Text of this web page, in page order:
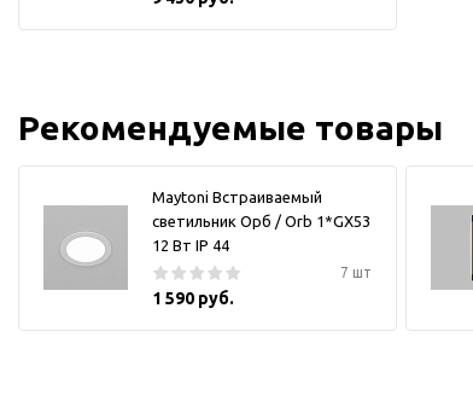
Рекомендуемые товары
Maytoni Встраиваемый
светильник Орб / Orb 1*GX53
12 Вт IP 44
7 шт
1 590 руб.